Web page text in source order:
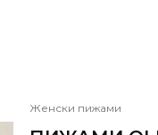
Женски пижами